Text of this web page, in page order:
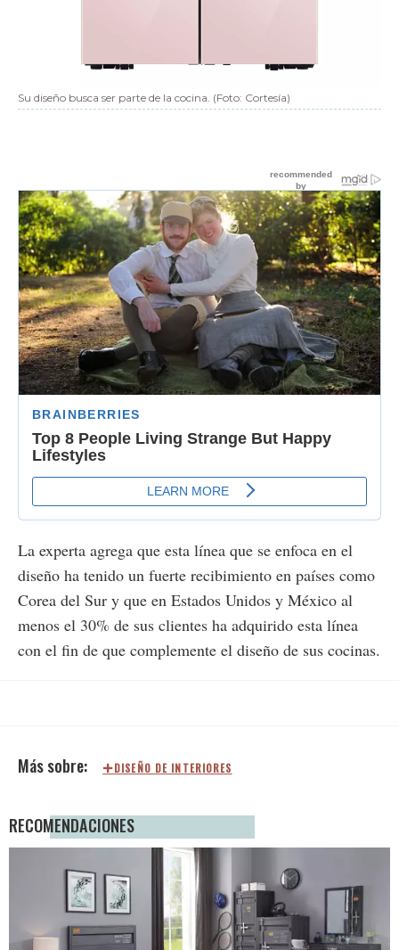
Su diseño busca ser parte de la cocina. (Foto: Cortesía)
La experta agrega que esta línea que se enfoca en el
diseño ha tenido un fuerte recibimiento en países como
Corea del Sur y que en Estados Unidos y México al
menos el 30% de sus clientes ha adquirido esta línea
con el fin de que complemente el diseño de sus cocinas.
DISEÑO DE INTERIORES
RECOMENDACIONES